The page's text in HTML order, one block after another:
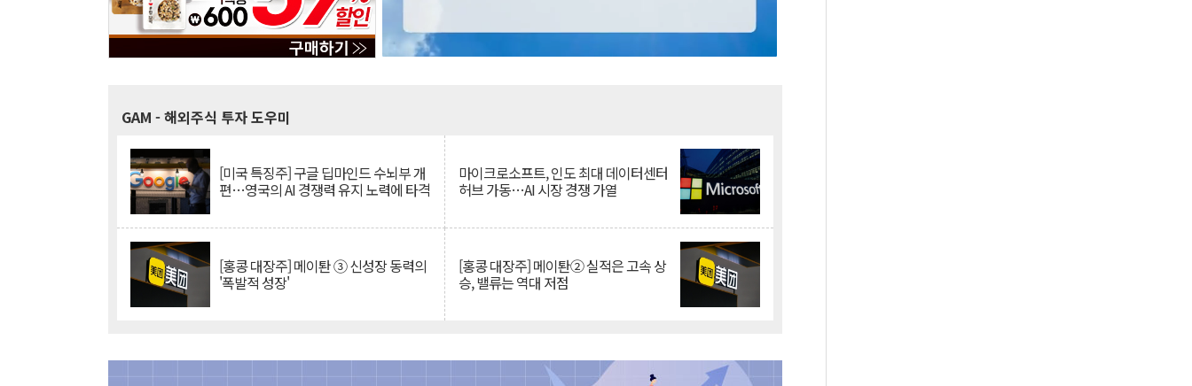
GAM - 해외주식 투자 도우미
[미국 특징주] 구글 딥마인드 수뇌부 개
편…영국의 AI 경쟁력 유지 노력에 타격
마이크로소프트, 인도 최대 데이터센터
허브 가동…AI 시장 경쟁 가열
[홍콩 대장주] 메이퇀 ③ 신성장 동력의
'폭발적 성장'
[홍콩 대장주] 메이퇀② 실적은 고속 상
승, 밸류는 역대 저점